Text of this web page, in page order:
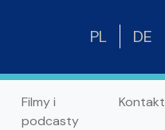
PL DE
Filmy i
podcasty
Kontakt